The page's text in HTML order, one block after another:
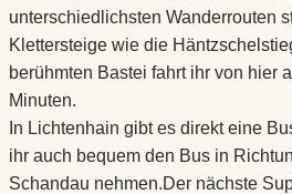
unterschiedlichsten Wanderrouten
Klettersteige wie die
berühmten Bastei fahrt ihr von hier
Minuten.
In Lichtenhain gibt es direkt eine
ihr auch bequem den Bus in
Schandau nehmen.Der nächste